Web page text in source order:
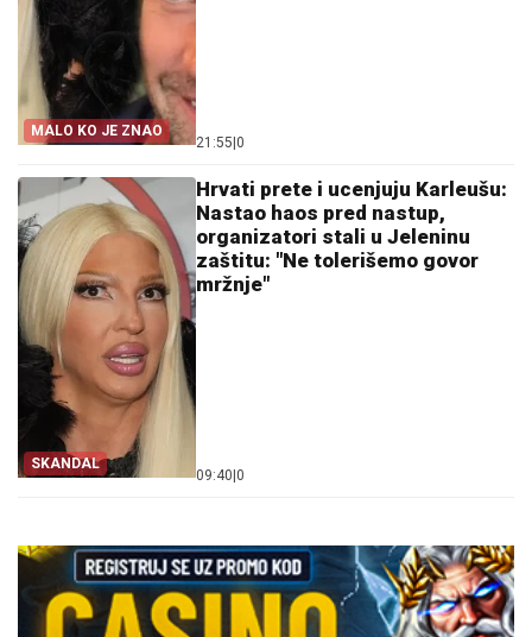
MALO KO JE ZNAO
21:55|0
SKANDAL
Hrvati prete i ucenjuju Karleušu:
Nastao haos pred nastup,
organizatori stali u Jeleninu
zaštitu: "Ne tolerišemo govor
mržnje"
09:40|0